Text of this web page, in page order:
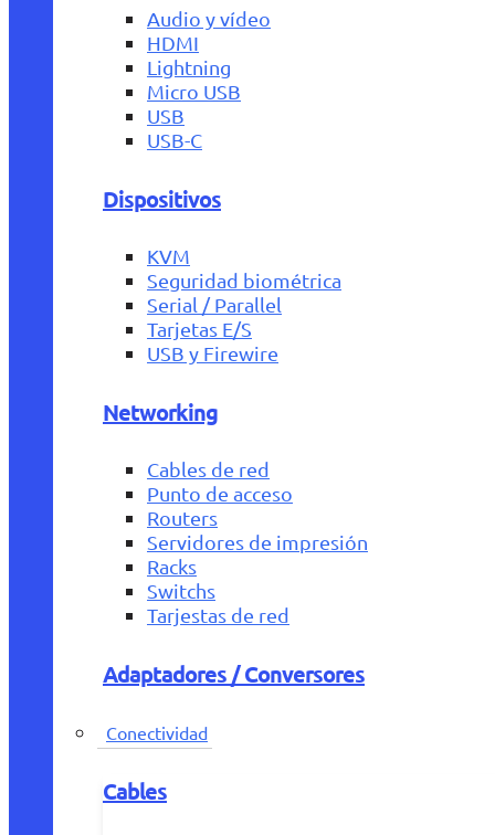
Audio y vídeo
HDMI
Lightning
Micro USB
USB
USB-C
Dispositivos
KVM
Seguridad biométrica
Serial / Parallel
Tarjetas E/S
USB y Firewire
Networking
Cables de red
Punto de acceso
Routers
Servidores de impresión
Racks
Switchs
Tarjestas de red
Adaptadores / Conversores
Conectividad
Cables